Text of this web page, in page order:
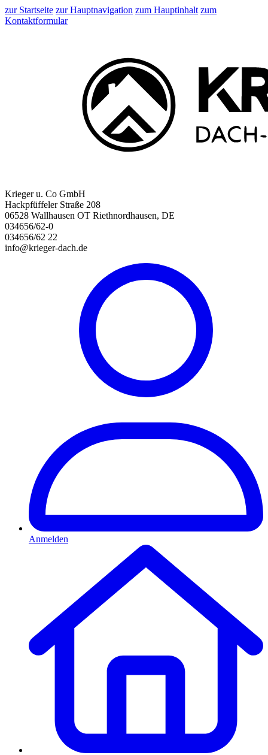
zur Startseite zur Hauptnavigation zum Hauptinhalt zum
Kontaktformular
Krieger u. Co GmbH
Hackpfüffeler Straße 208
06528 Wallhausen OT Riethnordhausen, DE
034656/62-0
034656/62 22
info@krieger-dach.de
Anmelden